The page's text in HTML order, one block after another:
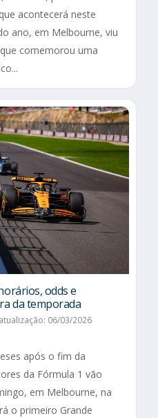
acontecerá neste
ano, em Melbourne, viu
comemorou uma
odds e
da temporada
06/03/2026
após o fim da
da Fórmula 1 vão
em Melbourne, na
o primeiro Grande